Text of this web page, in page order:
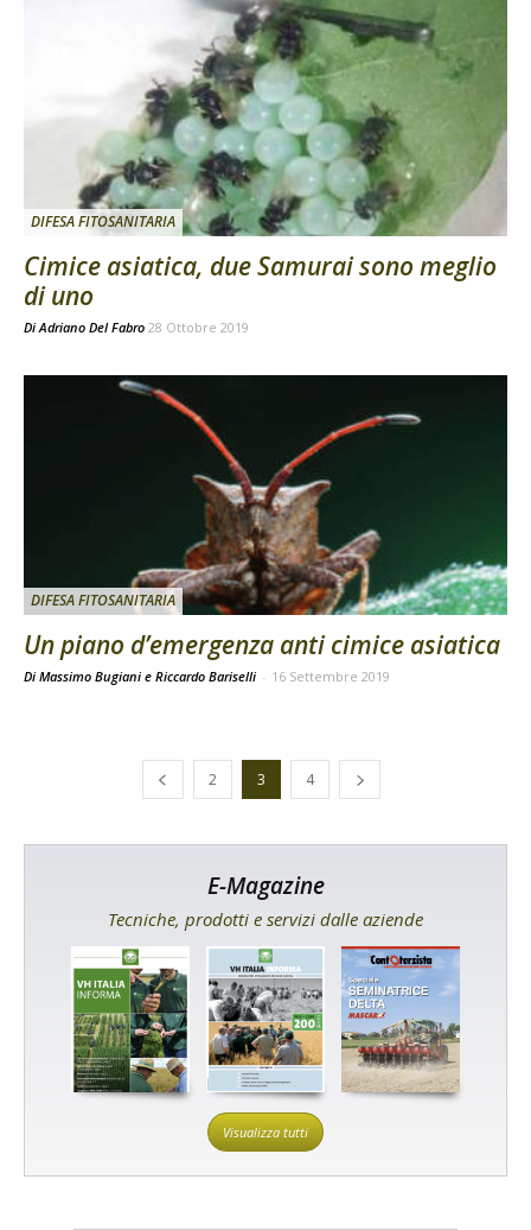
DIFESA FITOSANITARIA
Cimice asiatica, due Samurai sono meglio
di uno
DiAdriano Del Fabro 28 Ottobre 2019
DIFESA FITOSANITARIA
Un piano d’emergenza anti cimice asiatica
Di Massimo Bugiani e Riccardo Bariselli - 16 Settembre 2019
2 3 4
E-Magazine
Tecniche, prodotti e servizi dalle aziende
Visualizza tutti